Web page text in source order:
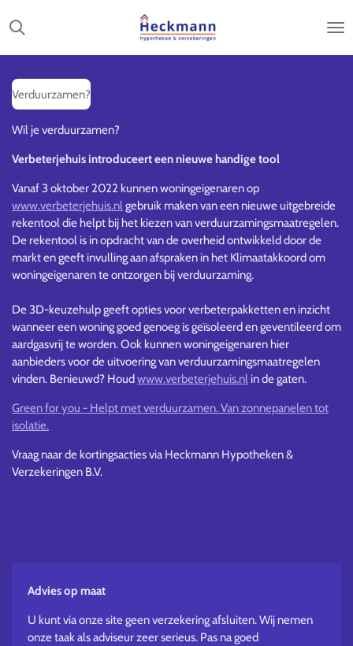
direct
hoofdinhoud
Verduurzamen?
Wil je verduurzamen?
Verbeterjehuis introduceert een nieuwe handige tool
Vanaf 3 oktober 2022 kunnen woningeigenaren op
www.verbeterjehuis.nlgebruik maken van een nieuwe uitgebreide
rekentool die helpt bij het kiezen van verduurzamingsmaatregelen.
De rekentool is in opdracht van de overheid ontwikkeld door de
markt en geeft invulling aan afspraken in het Klimaatakkoord om
woningeigenaren te ontzorgen bij verduurzaming.
De 3D-keuzehulp geeft opties voor verbeterpakketten en inzicht
wanneer een woning goed genoeg is geïsoleerd en geventileerd om
aardgasvrij te worden. Ook kunnen woningeigenaren hier
aanbieders voor de uitvoering van verduurzamingsmaatregelen
vinden. Benieuwd? Houd www.verbeterjehuis.nl in de gaten.
Green for you - Helpt met verduurzamen. Van zonnepanelen tot
isolatie.
Vraag naar de kortingsacties via Heckmann Hypotheken &
Verzekeringen B.V.
Advies op maat
U kunt via onze site geen verzekering afsluiten. Wij nemen
onze taak als adviseur zeer serieus. Pas na goed